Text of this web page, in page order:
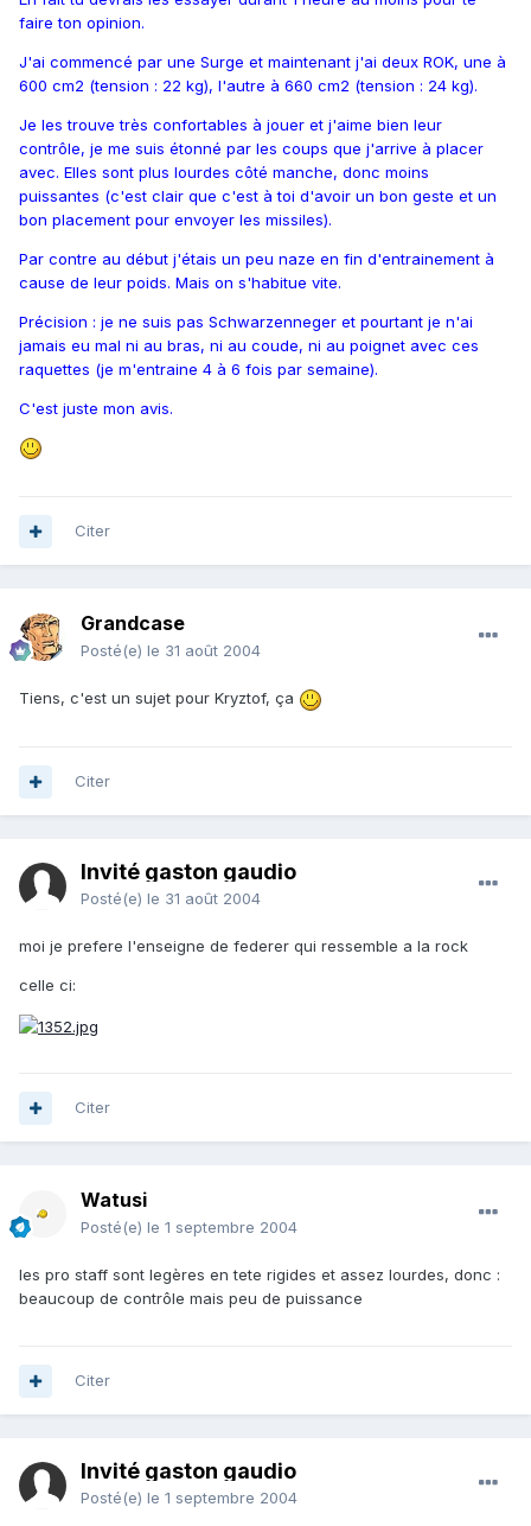
faire ton opinion.
J'ai commencé par une Surge et maintenant j'ai deux ROK, une à
600 cm2 (tension : 22 kg), l'autre à 660 cm2 (tension : 24 kg).
Je les trouve très confortables à jouer et j'aime bien leur
contrôle, je me suis étonné par les coups que j'arrive à placer
avec. Elles sont plus lourdes côté manche, donc moins
puissantes (c'est clair que c'est à toi d'avoir un bon geste et un
bon placement pour envoyer les missiles).
Par contre au début j'étais un peu naze en fin d'entrainement à
cause de leur poids. Mais on s'habitue vite.
Précision : je ne suis pas Schwarzenneger et pourtant je n'ai
jamais eu mal ni au bras, ni au coude, ni au poignet avec ces
raquettes (je m'entraine 4 à 6 fois par semaine).
C'est juste mon avis.
Citer
Grandcase
Posté(e) le 31 août 2004
Tiens, c'est un sujet pour Kryztof, ça
Citer
Invité gaston gaudio
Posté(e) le 31 août 2004
moi je prefere l'enseigne de federer qui ressemble a la rock
celle ci:
Citer
Watusi
Posté(e) le 1 septembre 2004
les pro staff sont legères en tete rigides et assez lourdes, donc :
beaucoup de contrôle mais peu de puissance
Citer
Invité gaston gaudio
Posté(e) le 1 septembre 2004